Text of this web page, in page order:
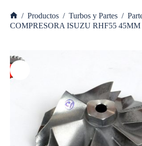
Inicio
/ Productos / Turbos y Partes /
COMPRESORA ISUZU RHF55 45MM